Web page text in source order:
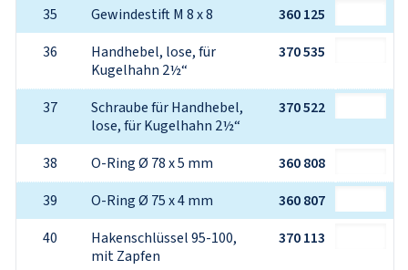
35 Gewindestift M 8 x 8
360 125
36
Handhebel, lose, für
Kugelhahn 2½“
370 535
37
Schraube für Handhebel,
lose, für Kugelhahn 2½“
370 522
38 O-Ring Ø 78 x 5 mm
360 808
39
O-Ring Ø 75 x 4 mm
360 807
40
Hakenschlüssel 95-100,
mit Zapfen
370 113